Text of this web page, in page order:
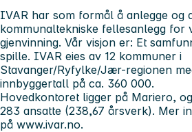
IVAR har som formål å anlegge og
kommunaltekniske fellesanlegg for
gjenvinning. Vår visjon er: Et
spille. IVAR eies av 12 kommuner i
Stavanger/Ryfylke/Jær-regionen
innbyggertall på ca. 360 000.
Hovedkontoret ligger på Mariero,
283 ansatte (238,67 årsverk). Mer
på www.ivar.no.